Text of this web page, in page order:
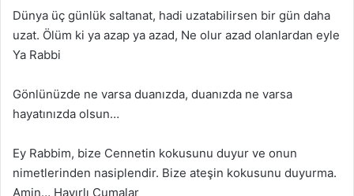
Dünya üç günlük saltanat, hadi uzatabilirsen bir gün daha
uzat. Ölüm ki ya azap ya azad, Ne olur azad olanlardan eyle
Ya Rabbi
Gönlünüzde ne varsa duanızda, duanızda ne varsa
hayatınızda olsun…
Ey Rabbim, bize Cennetin kokusunu duyur ve onun
nimetlerinden nasiplendir. Bize ateşin kokusunu duyurma.
Amin… Hayırlı Cumalar